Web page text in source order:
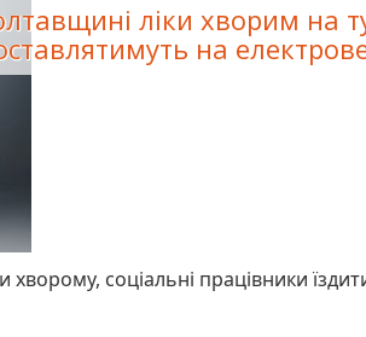
ліки хворим на
на
соціальні працівники